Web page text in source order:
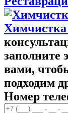
заполните
вами,
подходим
Номер